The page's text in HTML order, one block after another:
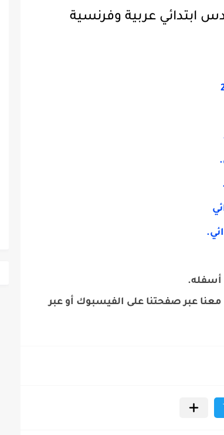
ابتدائي عربية وفرنسية
أسفله.
عبر صفحتنا على الفيسبوك أو عبر